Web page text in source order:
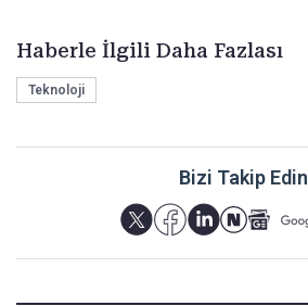
Haberle İlgili Daha Fazlası
Teknoloji
Bizi Takip Edin